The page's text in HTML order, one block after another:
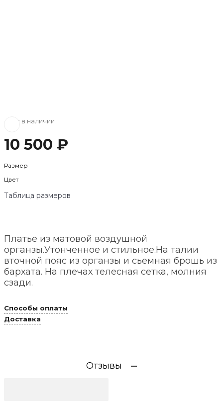
Нет в наличии
10 500 ₽
Размер
Цвет
Таблица размеров
Платье из матовой воздушной
органзы.Утонченное и стильное.На талии
вточной пояс из органзы и сьемная брошь из
бархата. На плечах телесная сетка, молния
сзади.
Способы оплаты
Доставка
Отзывы